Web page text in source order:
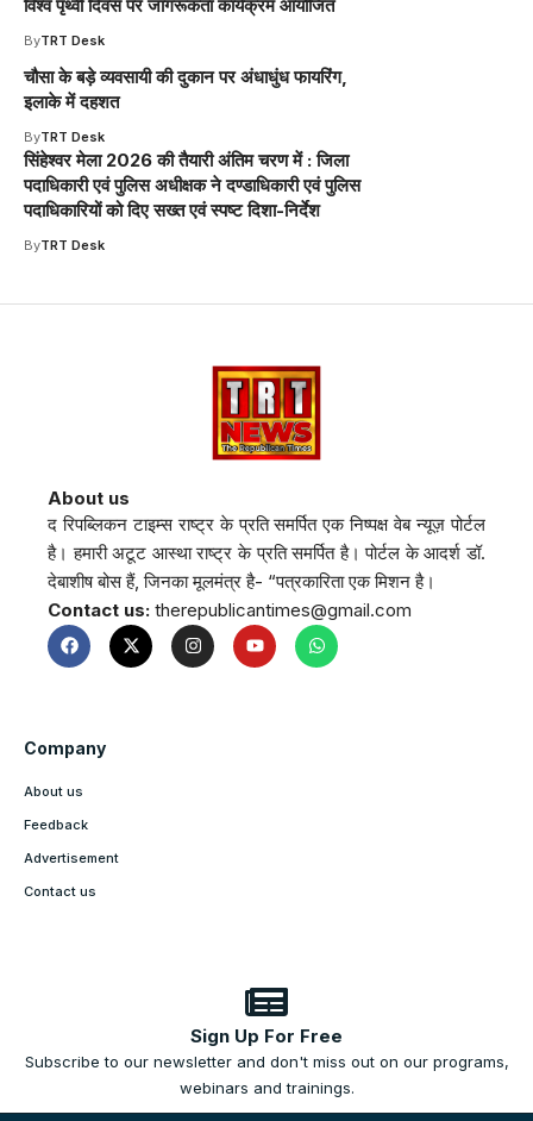
विश्व पृथ्वी दिवस पर जागरूकता कार्यक्रम आयोजित
ByTRT Desk
चौसा के बड़े व्यवसायी की दुकान पर अंधाधुंध फायरिंग,
इलाके में दहशत
ByTRT Desk
सिंहेश्वर मेला 2026 की तैयारी अंतिम चरण में : जिला
पदाधिकारी एवं पुलिस अधीक्षक ने दण्डाधिकारी एवं पुलिस
पदाधिकारियों को दिए सख्त एवं स्पष्ट दिशा-निर्देश
ByTRT Desk
About us
द रिपब्लिकन टाइम्स राष्ट्र के प्रति समर्पित एक निष्पक्ष वेब न्यूज़ पोर्टल
है। हमारी अटूट आस्था राष्ट्र के प्रति समर्पित है। पोर्टल के आदर्श डॉ.
देबाशीष बोस हैं, जिनका मूलमंत्र है- “पत्रकारिता एक मिशन है।
Contact us: therepublicantimes@gmail.com
Company
About us
Feedback
Advertisement
Contact us
Sign Up For Free
Subscribe to our newsletter and don't miss out on our programs,
webinars and trainings.